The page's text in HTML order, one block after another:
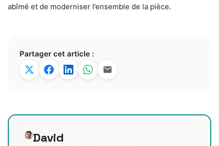
abîmé et de moderniser l’ensemble de la pièce.
Partager cet article :
David